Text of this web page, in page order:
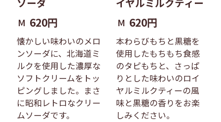
M 620円
懐かしい味わいのメロ
ンソーダに、北海道ミ
ルクを使用した濃厚な
ソフトクリームをトッ
ピングしました。まさ
に昭和レトロなクリー
ムソーダです。
M 620円
本わらびもちと黒糖を
使用したもちもち食感
のタピもちと、さっぱ
りとした味わいのロイ
ヤルミルクティーの風
味と黒糖の香りをお楽
しみください。